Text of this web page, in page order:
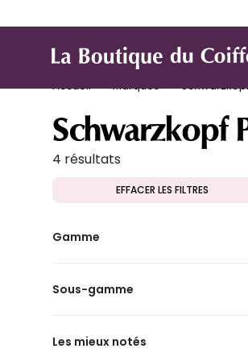
Marques Produit de
Accueil
Marques
Schwarzkopf
4 résultats
EFFACER LES FILTRES
Gamme
Sous-gamme
Les mieux notés